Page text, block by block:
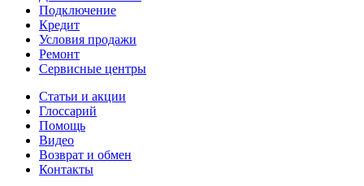
Подключение
Кредит
Условия продажи
Ремонт
Сервисные центры
Статьи и акции
Глоссарий
Помощь
Видео
Возврат и обмен
Контакты